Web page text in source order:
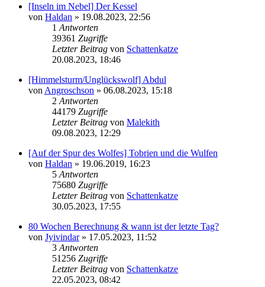
[Inseln im Nebel] Der Kessel
von Haldan » 19.08.2023, 22:56
1 Antworten
39361 Zugriffe
Letzter Beitrag von Schattenkatze
20.08.2023, 18:46
[Himmelsturm/Unglückswolf] Abdul
von Angroschson » 06.08.2023, 15:18
2 Antworten
44179 Zugriffe
Letzter Beitrag von Malekith
09.08.2023, 12:29
[Auf der Spur des Wolfes] Tobrien und die Wulfen
von Haldan » 19.06.2019, 16:23
5 Antworten
75680 Zugriffe
Letzter Beitrag von Schattenkatze
30.05.2023, 17:55
80 Wochen Berechnung & wann ist der letzte Tag?
von Jyivindar» 17.05.2023, 11:52
3 Antworten
51256 Zugriffe
Letzter Beitrag von Schattenkatze
22.05.2023, 08:42